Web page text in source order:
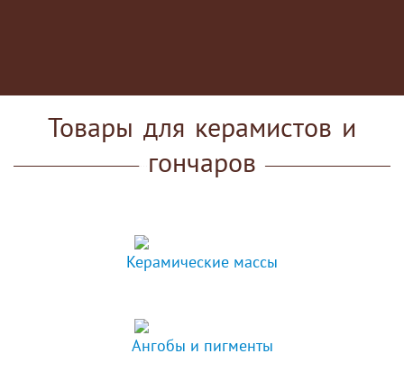
Товары для керамистов и
гончаров
Керамические массы
Ангобы и пигменты